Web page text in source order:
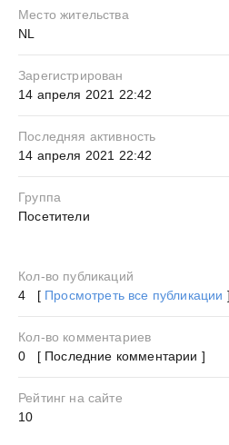
Место жительства
NL
Зарегистрирован
14 апреля 2021 22:42
Последняя активность
14 апреля 2021 22:42
Группа
Посетители
Кол-во публикаций
4 [ Просмотреть все публикации ]
Кол-во комментариев
0 [ Последние комментарии ]
Рейтинг на сайте
10